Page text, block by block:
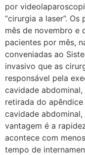
por
“cirurgia a laser”.
mês de novembro e
pacientes por mês,
conveniadas ao
invasivo que as
responsável pela
cavidade
retirada do
cavidade
vantagem é a
acontece com
tempo de